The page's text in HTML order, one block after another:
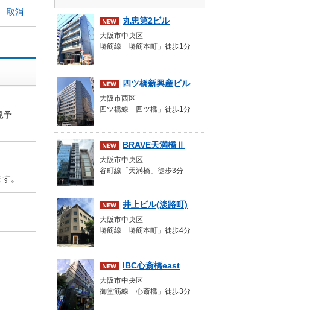
取消
予
。
丸忠第2ビル
大阪市中央区
堺筋線「堺筋本町」徒歩1分
四ツ橋新興産ビル
大阪市西区
四ツ橋線「四ツ橋」徒歩1分
BRAVE天満橋Ⅱ
大阪市中央区
谷町線「天満橋」徒歩3分
井上ビル(淡路町)
大阪市中央区
堺筋線「堺筋本町」徒歩4分
IBC心斎橋east
大阪市中央区
御堂筋線「心斎橋」徒歩3分